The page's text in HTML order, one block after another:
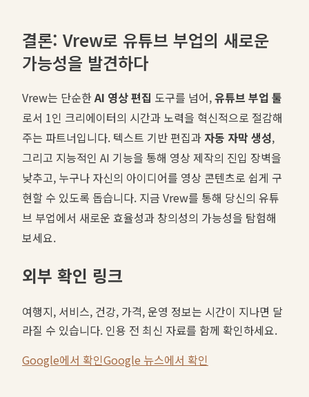
결론: Vrew로 유튜브 부업의 새로운
가능성을 발견하다
Vrew는 단순한AI 영상 편집 도구를 넘어,유튜브 부업 툴
로서 1인 크리에이터의 시간과 노력을 혁신적으로 절감해
주는 파트너입니다. 텍스트 기반 편집과 자동 자막 생성,
그리고 지능적인 AI 기능을 통해 영상 제작의 진입 장벽을
낮추고, 누구나 자신의 아이디어를 영상 콘텐츠로 쉽게 구
현할 수 있도록 돕습니다. 지금 Vrew를 통해 당신의 유튜
브 부업에서 새로운 효율성과 창의성의 가능성을 탐험해
보세요.
외부 확인 링크
여행지, 서비스, 건강, 가격, 운영 정보는 시간이 지나면 달
라질 수 있습니다. 인용 전 최신 자료를 함께 확인하세요.
Google에서 확인Google 뉴스에서 확인